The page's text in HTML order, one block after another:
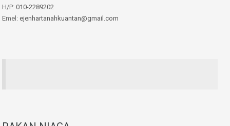
H/P: 010-2289202
Emel: ejenhartanahkuantan@gmail.com